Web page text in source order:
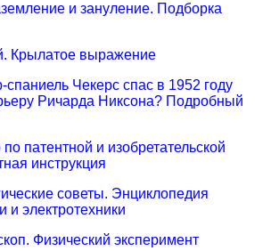
и зануление. Подборка
Крылатое выражение
спаниель Чекерс спас в 1952 году
Ричарда Никсона? Подробный
патентной и изобретательской
инструкция
советы. Энциклопедия
и электротехники
Физический эксперимент